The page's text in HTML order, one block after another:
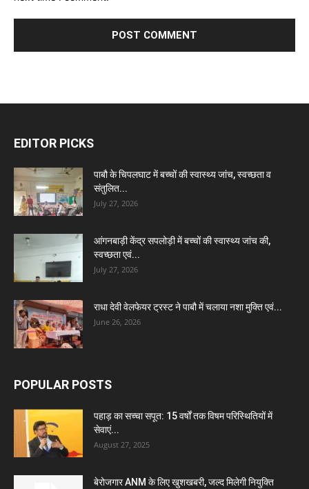
EDITOR PICKS
पाबौ के चिपलघाट में बच्चों की स्वास्थ्य जांच, स्वच्छता व
संतुलित...
July 27, 2026
आंगनबाड़ी केंद्र सपलोड़ी में बच्चों की स्वास्थ्य जांच की,
स्वच्छता एवं...
July 27, 2026
राधा देवी वेलफेयर ट्रस्ट ने पाबौ में चलाया नशा मुक्ति एवं...
June 26, 2026
POPULAR POSTS
पहाड़ का सच्चा सपूत: 15 वर्षों तक विषम परिस्थितियों में
सेवाएं...
August 27, 2025
बेरोजगार ANM के लिए खुशखबरी, जल्द मिलेगी नियुक्ति